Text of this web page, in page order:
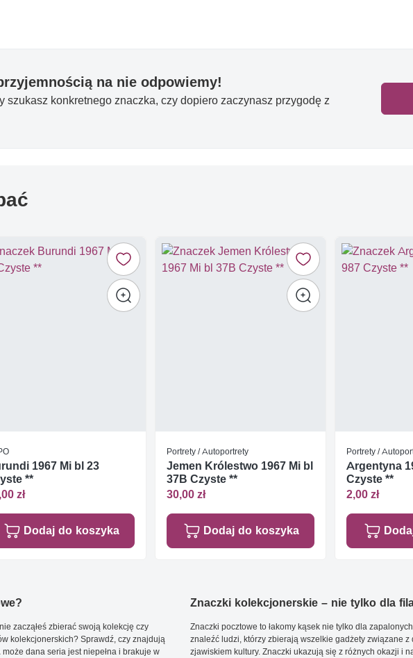
na nie odpowiemy!
szukasz konkretnego znaczka, czy dopiero zaczynasz przygodę z
1967 Mi bl 23
**
zł
Dodaj do koszyka
Portrety / Autoportrety
Jemen Królestwo 1967 Mi bl
37B Czyste **
30,00 zł
Dodaj do koszyka
Portrety /
Argentyna
Czyste **
2,00 zł
zacząłeś zbierać swoją kolekcję czy
kolekcjonerskich? Sprawdź, czy znajdują
dana seria jest niepełna i brakuje w
Znaczki kolekcjonerskie – nie tylko dla
Znaczki pocztowe to łakomy kąsek nie tylko dla
znaleźć ludzi, którzy zbierają wszelkie gadżety związane
zjawiskiem kultury. Znaczki ukazują się z różnych okazji i